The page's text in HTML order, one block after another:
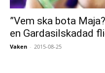
”Vem ska bota
en Gardasilskadad
Vaken - 2015-08-25